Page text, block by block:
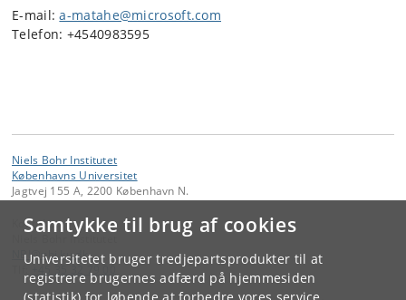
Samtykke til brug af cookies
Universitetet bruger tredjepartsprodukter til at
registrere brugernes adfærd på hjemmesiden
E-mail:a-matahe@microsoft.com
Telefon: +4540983595
Niels Bohr Institutet
Københavns Universitet
Jagtvej 155 A, 2200 København N.
Kontakt:
Niels Bohr Institutet
NBI@ nbi ku.dk